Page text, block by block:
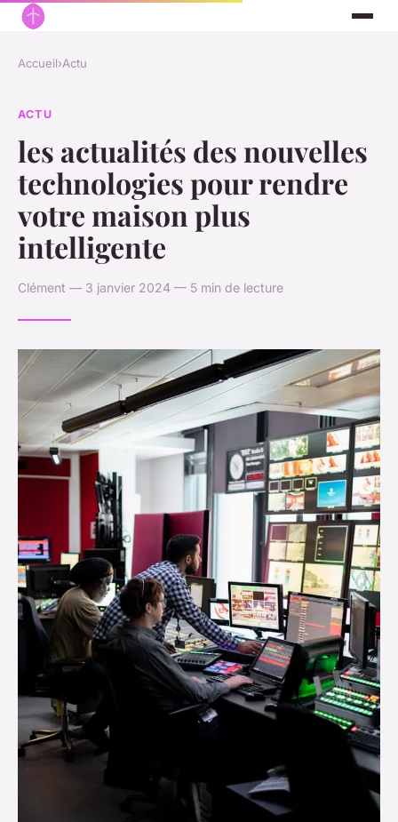
Accueil›Actu
ACTU
les actualités des nouvelles
technologies pour rendre
votre maison plus
intelligente
Clément — 3 janvier 2024 — 5 min de lecture